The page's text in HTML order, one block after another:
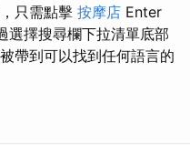
只需點擊 按摩店 Enter
選擇搜尋欄下拉清單底部
帶到可以找到任何語言的